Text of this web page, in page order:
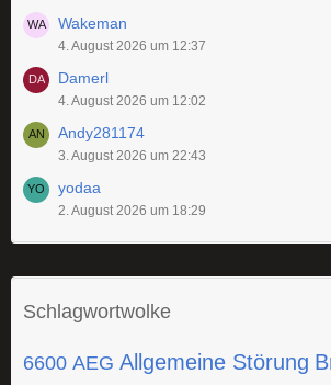
Wakeman
4. August 2026 um 12:37
Damerl
4. August 2026 um 12:02
Andy281174
3. August 2026 um 22:43
yodaa
2. August 2026 um 18:29
Schlagwortwolke
6600 AEG Allgemeine Störung